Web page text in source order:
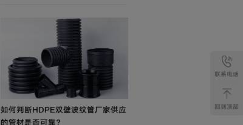
如何判断HDPE双壁波纹管厂家供应
的管材是否可靠？
联系电话
回到顶部